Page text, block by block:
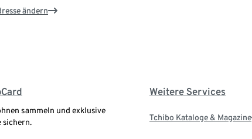
ändern
sammeln und exklusive
sichern.
Weitere Services
Tchibo Kataloge & Magazine